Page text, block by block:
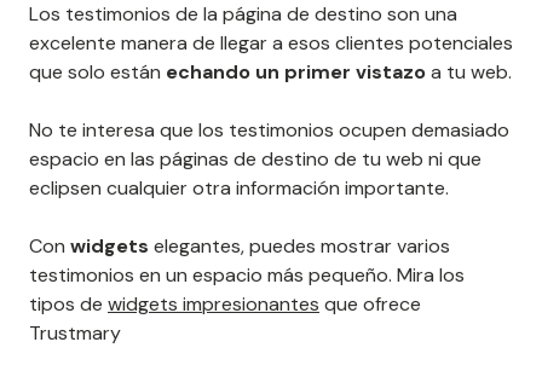
Los testimonios de la página de destino son una
excelente manera de llegar a esos clientes potenciales
que solo están echando un primer vistazoa tu web.
No te interesa que los testimonios ocupen demasiado
espacio en las páginas de destino de tu web ni que
eclipsen cualquier otra información importante.
Con widgets elegantes, puedes mostrar varios
testimonios en un espacio más pequeño. Mira los
tipos de widgets impresionantes que ofrece
Trustmary